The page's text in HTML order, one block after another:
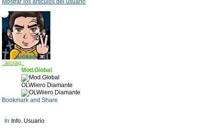
Mostrar los artículos del usuario
:.aicrag.:
Mod.Global
OLWiiero Diamante
Info. Usuario